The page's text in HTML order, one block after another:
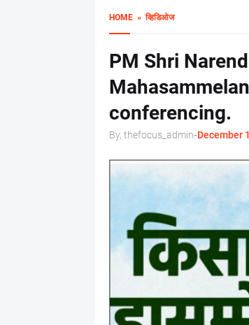
HOME» व्हिडिओज
PM Shri
conferencing.
By, thefocus_admin-December